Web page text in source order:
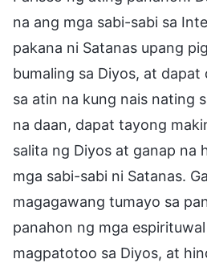
na ang mga sabi-sabi sa
pakana ni Satanas upang
bumaling sa Diyos, at
sa atin na kung nais nating
na daan, dapat tayong
salita ng Diyos at ganap na
mga sabi-sabi ni Satanas.
magagawang tumayo sa
panahon ng mga
magpatotoo sa Diyos, at